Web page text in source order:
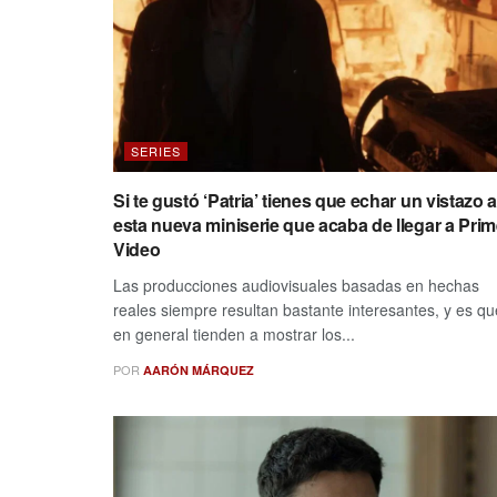
SERIES
Si te gustó ‘Patria’ tienes que echar un vistazo a
esta nueva miniserie que acaba de llegar a
Video
Las producciones audiovisuales basadas en hechas
reales siempre resultan bastante interesantes, y es
en general tienden a mostrar los...
POR AARÓN MÁRQUEZ